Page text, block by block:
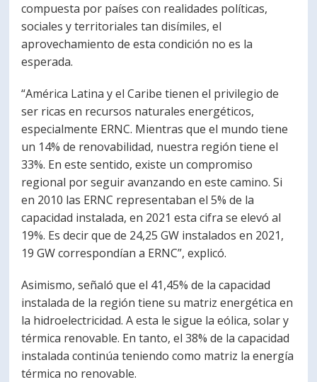
compuesta por países con realidades políticas,
sociales y territoriales tan disímiles, el
aprovechamiento de esta condición no es la
esperada.
“América Latina y el Caribe tienen el privilegio de
ser ricas en recursos naturales energéticos,
especialmente ERNC. Mientras que el mundo tiene
un 14% de renovabilidad, nuestra región tiene el
33%. En este sentido, existe un compromiso
regional por seguir avanzando en este camino. Si
en 2010 las ERNC representaban el 5% de la
capacidad instalada, en 2021 esta cifra se elevó al
19%. Es decir que de 24,25 GW instalados en 2021,
19 GW correspondían a ERNC”, explicó.
Asimismo, señaló que el 41,45% de la capacidad
instalada de la región tiene su matriz energética en
la hidroelectricidad. A esta le sigue la eólica, solar y
térmica renovable. En tanto, el 38% de la capacidad
instalada continúa teniendo como matriz la energía
térmica no renovable.